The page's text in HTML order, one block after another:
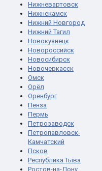
Нижневартовск
Нижнекамск
Нижний Новгород
Нижний Тагил
Новокузнецк
Новороссийск
Новосибирск
Новочеркасск
Омск
Орёл
Оренбург
Пенза
Пермь
Петрозаводск
Петропавловск-
Камчатский
Псков
Республика Тыва
Ростов-на-Дону